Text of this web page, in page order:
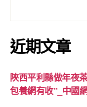
近期文章
陜西平利縣做年夜
包養網有收”_中國